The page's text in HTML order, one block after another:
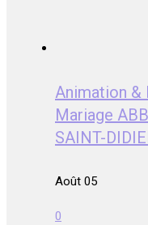
Animation &
Mariage
SAINT-
Août 05
0